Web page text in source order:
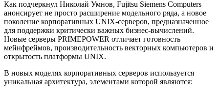
Как подчеркнул Николай Умнов, Fujitsu Siemens Computers
анонсирует не просто расширение модельного ряда, а новое
поколение корпоративных UNIX-серверов, предназначенное
для поддержки критически важных бизнес-вычислений.
Новые серверы PRIMEPOWER отличает готовность
мейнфреймов, производительность векторных компьютеров и
открытость платформы UNIX.
В новых моделях корпоративных серверов используется
уникальная архитектура, элементами которой являются: